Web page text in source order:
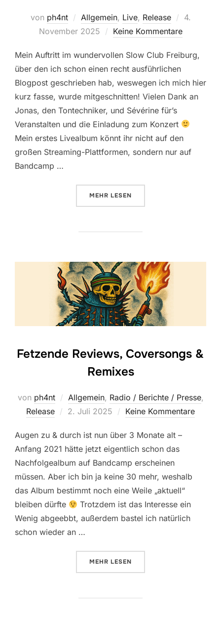
von ph4nt Allgemein, Live, Release
4.
November 2025
Keine Kommentare
Mein Auftritt im wundervollen Slow Club Freiburg,
über den ich schon einen recht ausführlichen
Blogpost geschrieben hab, weswegen ich mich hier
kurz fasse, wurde mitgeschnitten! Vielen Dank an
Jonas, den Tontechniker, und Sévérine für’s
Veranstalten und die Einladung zum Konzert
Mein erstes Livealbum könnt ihr nicht auf den
großen Streaming-Plattformen, sondern nur auf
Bandcamp …
MEHR ÜBER „MEIN ERSTES LIVE-
LESEN
Fetzende Reviews, Coversongs &
Remixes
von ph4nt Allgemein, Radio / Berichte / Presse,
Release
Veröffentlicht
2. Juli 2025 Keine Kommentare
Augen zu & durch ist nun über 3 Monate alt –
Anfang 2021 hätte jetzt eigentlich schon das
Nachfolgealbum auf Bandcamp erscheinen
müssen. Aber ich bin ja keine 30 mehr, weshalb
das Album bestimmt noch eine Weile „aktuell“
bleiben dürfte
Trotzdem ist das Interesse ein
Wenig abgeebbt, außerdem bastel ich natürlich
schon wieder an …
MEHR ÜBER „FETZENDE REVIEWS,
LESEN